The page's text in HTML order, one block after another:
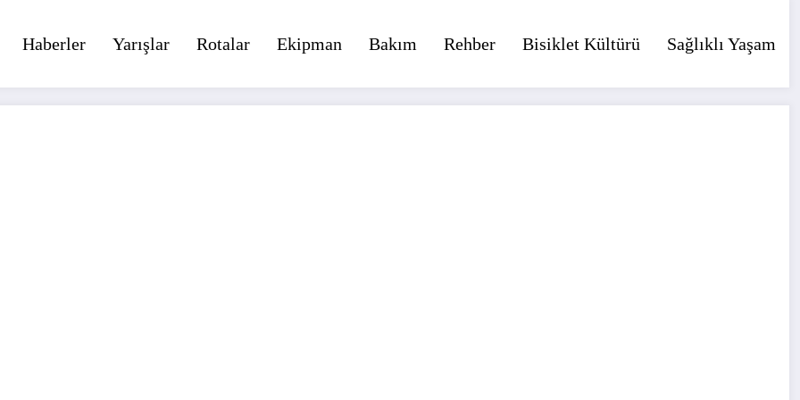
Haberler Yarışlar Rotalar Ekipman Bakım Rehber Bisiklet Kültürü Sağlıklı Yaşam